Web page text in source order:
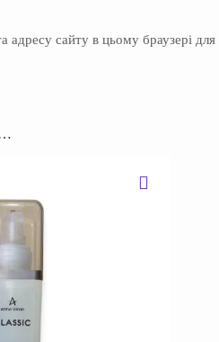
адресу сайту в цьому браузері для